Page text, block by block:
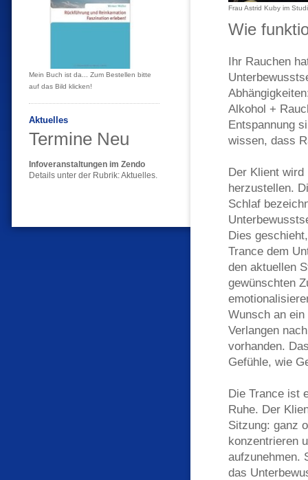
Mein Buch ist da... Zum Bestellen bitte
auf das Bild klicken!
Aktuelles
Termine Neu
Infoveranstaltungen im Zendo
Details unter der Rubrik: Aktuelles.
Frau Astrid Kuby im
Wie
Ihr Rauchen
Alkohol +
Entspannung
wissen, dass
Der Klient
herzustellen.
Schlaf
Dies
Trance dem
den aktuellen
gewünschten
Wunsch an
Verlangen
vorhanden.
Gefühle, wie
Die Trance ist
Ruhe. Der
Sitzung: ganz
konzentrieren
aufzunehmen.
das